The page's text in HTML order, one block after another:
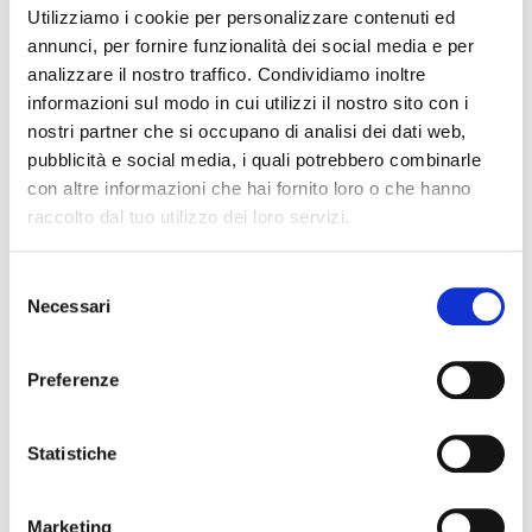
Utilizziamo i cookie per personalizzare contenuti ed
annunci, per fornire funzionalità dei social media e per
analizzare il nostro traffico. Condividiamo inoltre
informazioni sul modo in cui utilizzi il nostro sito con i
nostri partner che si occupano di analisi dei dati web,
pubblicità e social media, i quali potrebbero combinarle
con altre informazioni che hai fornito loro o che hanno
raccolto dal tuo utilizzo dei loro servizi.
Necessari
Preferenze
Statistiche
Marketing
Articolo di Carlo Braccini 01/12/2016
Torna all'archivio